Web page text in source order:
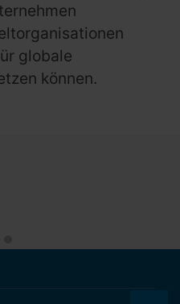
globale
können.